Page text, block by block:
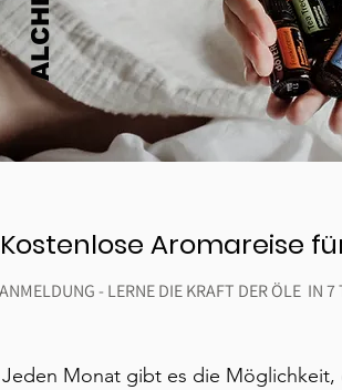
Kostenlose Aromareise
ANMELDUNG - LERNE DIE KRAFT DER ÖLE IN 7
Jeden Monat gibt es die Möglichkeit,